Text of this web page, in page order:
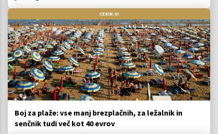
CEKIN.SI
Boj za plaže: vse manj brezplačnih, za ležalnik in
senčnik tudi več kot 40 evrov